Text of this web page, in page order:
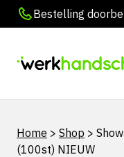
Bestelling
Home > Shop >
(100st) NIEUW